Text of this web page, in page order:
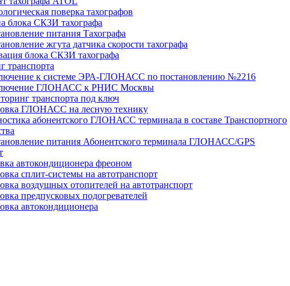
поверка тахографов
блока СКЗИ тахографа
питания Тахографа
жгута датчика скорости тахографа
блока СКЗИ тахографа
транспорта
к системе ЭРА-ГЛОНАСС по постановлению №2216
ГЛОНАСС к РНИС Москвы
транспорта под ключ
ГЛОНАСС на лесную технику
абонентского ГЛОНАСС терминала в составе Транспортного
питания Абонентского терминала ГЛОНАСС/GPS
автокондиционера фреоном
сплит-системы на автотранспорт
воздушных отопителей на автотранспорт
предпусковых подогревателей
автокондиционера